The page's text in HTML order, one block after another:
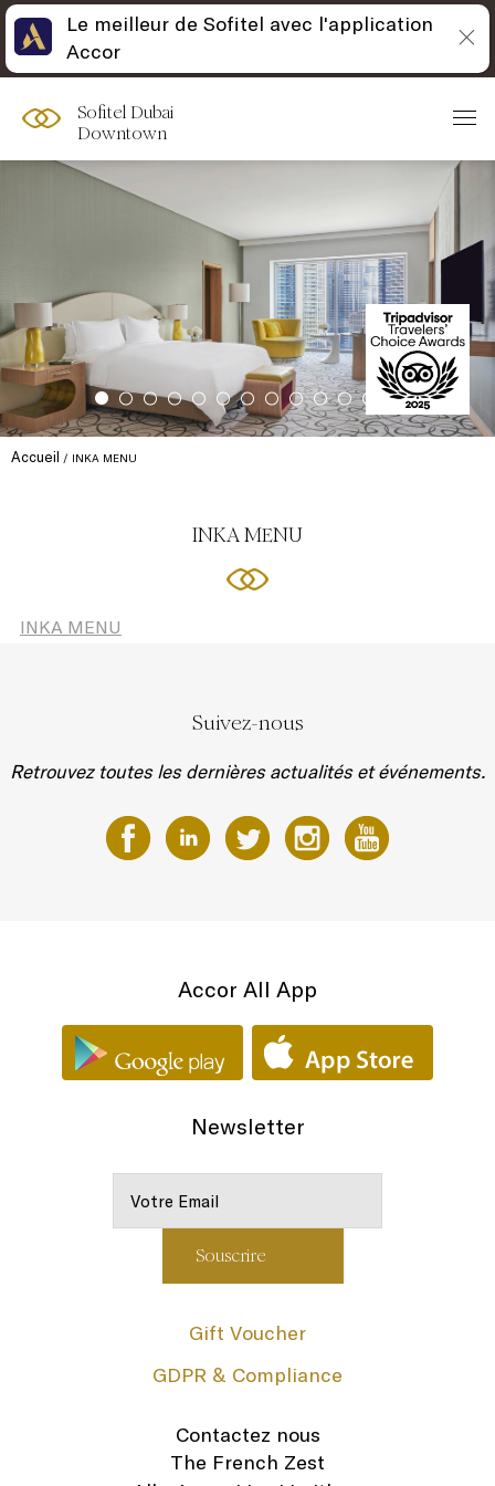
Sofitel Dubai
Downtown
Accueil INKA MENU
INKA MENU
INKA MENU
Suivez-nous
Retrouvez toutes les dernières actualités et événements.
Accor All App
Newsletter
Gift Voucher
GDPR & Compliance
Contactez nous
The French Zest
Le meilleur de Sofitel avec l'application
Accor